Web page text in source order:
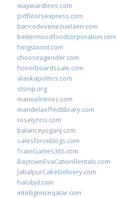
waywardtees.com
pidfloorsexpress.com
bancodevenezuelaen.com
bettermoodfoodcorporation.com
hingstonnt.com
chooseagender.com
hoverboardssale.com
alaskapolitics.com
stsmp.org
manoelneves.com
mandelaeffectlibrary.com
roselynns.com
balanceyoganj.com
salesforceblogs.com
TrainGames365.com
BaytownEvaCationRentals.com
JabalpurCakeDelivery.com
halobjd.com
intelligenceqatar.com